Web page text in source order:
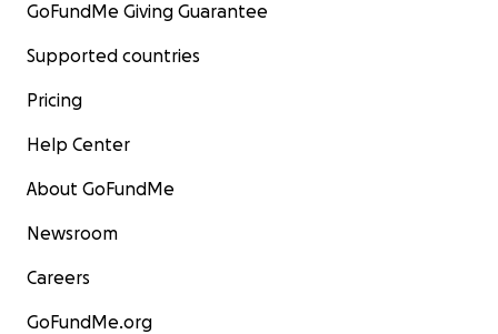
GoFundMe Giving Guarantee
Supported countries
Pricing
Help Center
About GoFundMe
Newsroom
Careers
GoFundMe.org